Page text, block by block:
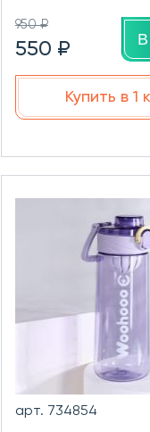
950 ₽
550 ₽ В
Купить в 1
арт. 734854